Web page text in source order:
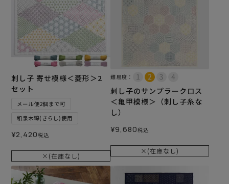
刺し子 寄せ模様＜菱形＞2
セット
メール便2個まで可
和泉木綿(さらし)使用
¥2,420税込
×(在庫なし)
難易度：
刺し子のサンプラークロス
＜亀甲模様＞（刺し子糸な
し）
¥9,680税込
×(在庫なし)